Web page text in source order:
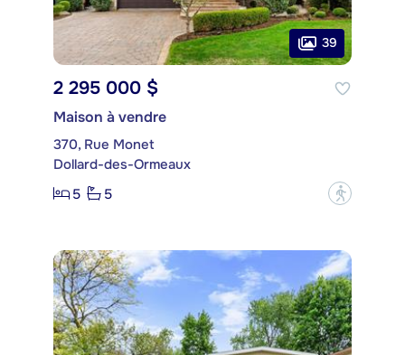
39
2 295 000 $
Maison à vendre
370, Rue Monet
Dollard-des-Ormeaux
5
5 ?